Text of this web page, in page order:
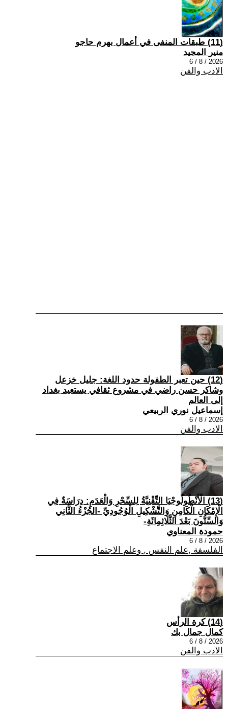
(11) طبقات المنفى في أعمال بهرم حاجو
منير المجيد
2026 / 8 / 6
الادب والفن
(12) حين تعبر الطفولة حدود اللغة: جليل خزعل
وشاكر حسن راضي في مشروع ثقافي يستعيد بغداد
إلى العالم
إسماعيل نوري الربيعي
2026 / 8 / 6
الادب والفن
(13) الْأَنْطُولُوجْيَا التِّقْنِيَّةُ لِلسِّحْرِ وَالْعَدَمِ: دِرَاسَةٌ فِي
الْإِمْكَانِ الْكَامِنِ وَالتَّشْكِيلِ الْوُجُودِيِّ -الجُزْءُ الثَّانِي
وَالسِّتُّونَ بَعْدَ الثَّلَاثِمِائَةِ-
حمودة المعناوي
2026 / 8 / 6
الفلسفة ,علم النفس , وعلم الاجتماع
(14) كرة الرأس
كمال جمال بك
2026 / 8 / 6
الادب والفن